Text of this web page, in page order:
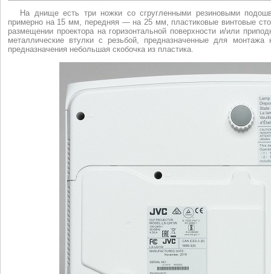
На днище есть три ножки со сгругленными резиновыми
примерно на 15 мм, передняя — на 25 мм, пластиковые винтовые
размещении проектора на горизонтальной поверхности и/или
металлические втулки с резьбой, предназначенные для монтажа
предназначения небольшая скобочка из пластика.